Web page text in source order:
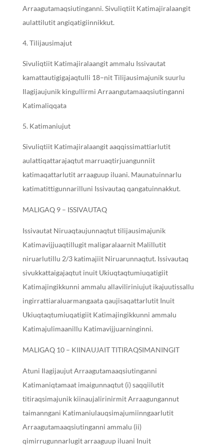
Arraagutamaqsiutinganni. Sivuliqtiit Katimajiralaangit
aulattilutit angiqatigiinnikkut.
Tilijausimajut
Sivuliqtiit Katimajiralaangit ammalu Issivautat
kamattautigigajaqtulli 18−nit Tilijausimajunik suurlu
Ilagijaujunik kingullirmi Arraangutamaaqsiutinganni
Katimaliqqata
Katimaniujut
Sivuliqtiit Katimajiralaangit aaqqissimattiarlutit
aulattiqattarajaqtut marruaqtirjuangunniit
katimaqattarlutit arraaguup iluani. Maunatuinnarlu
katimatittigunnarilluni Issivautaq qangatuinnakkut.
MALIGAQ 9 – ISSIVAUTAQ
Issivautat Niruaqtaujunnaqtut tilijausimajunik
Katimavijjuaqtillugit maligaralaarnit Malillutit
niruarlutillu 2/3 katimajiit Niruarunnaqtut. Issivautaq
sivukkattaigajaqtut inuit Ukiuqtaqtumiuqatigiit
Katimajingikkunni ammalu allaviliriniujut ikajuutissallu
ingirrattiaraluarmangaata qaujisaqattarlutit Inuit
Ukiuqtaqtumiuqatigiit Katimajingikkunni ammalu
Katimajulimaanillu Katimavijjuarninginni.
MALIGAQ 10 – KIINAUJAIT TITIRAQSIMANINGIT
Atuni Ilagijaujut Arraagutamaaqsiutinganni
Katimaniqtamaat imaigunnaqtut (i) saqqiilutit
titiraqsimajunik kiinaujalirinirmit Arraagungannut
taimanngani Katimaniulauqsimajumiinngaarlutit
Arraagutamaaqsiutinganni ammalu (ii)
qimirrugunnarlugit arraaguup iluani Inuit